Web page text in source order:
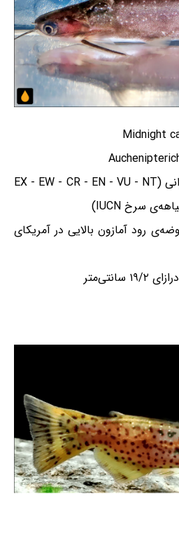
گونه‌ی با کم‌ترین نگرانی (EX - EW - CR - EN - VU - NT
رود آمازون بالایی در آمریکای